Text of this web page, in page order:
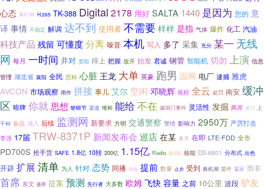
心态 蒋叶林 H.265 TK-388 Digital 2178 用好 SALTA 1440 是因为 您的 意
译 事情 不稳定 解调 达不到 使用者 不需要 样样 是指 气体 爆炸 化工 汽油
科技产品 残留 可懂度分离 噪音 本机 写入 多了 采集 充分 某一 无线
网 每月 一时间 并对 贵阳 得上 把握 放开 始发 君诚 钢管 智能机 切勿 上演 信息
管理 湖北省 襄阳 全民 思科 心脏 王龙 大单 英豪 跑男 固网 电厂 逮捕 雅虎
AVCON 市场观察 用作 拼接 事儿 艾尔 空闲 邓晓辉 规程 全云 处罚 南安 缓冲
区 暗牌 你就 思想 蛴蟆节 渠道 维和 能给 不在 漏洞门事件 灵活性 发掘 两岸 老刀 上
千种 备战 涌入 后续 监测网 新要求 方明 交通警察 警情 影响力 2950万 严厉打击
李强 17届 TRW-8371P 新闻发布会 巡店 在某 多天 在即 LTE-FDD 全市
PD700S 抢手货 SAFE 1.8亿 10转 200亿 1.15亿 Radio SLOC 核能 DS-6801 分布式 出色
开辟 扩展 清单 为人 针对 态势 同播 面临 提前 数量 止步 受到 换机潮 苗圩 赢家 而非
首席 发文 基带 提案 预测 先行者 大多数 欧姆 飞快 容量 之前 10公里 波段 驴友